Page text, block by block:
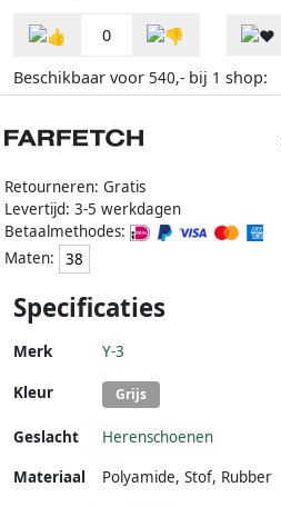
0
Beschikbaar voor 540,- bij 1 shop:
Retourneren: Gratis
Levertijd: 3-5 werkdagen
Betaalmethodes:
Maten:
38
Specificaties
Merk Y-3
Kleur Grijs
Geslacht
Herenschoenen
Materiaal
Polyamide, Stof, Rubber